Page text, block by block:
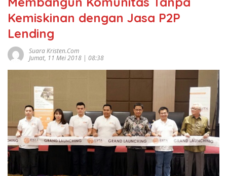
Kemiskinan dengan Jasa P2P
Lending
Suara Kristen.com
Jumat, 11 Mei 2018 | 08:38